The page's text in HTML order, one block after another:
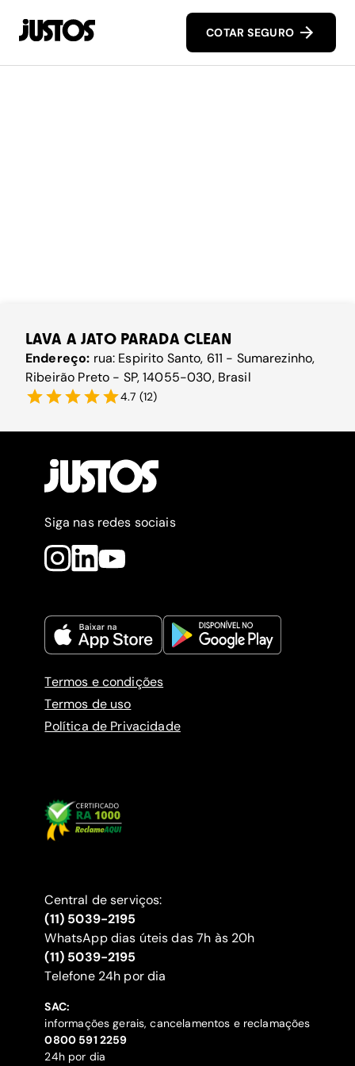
COTAR SEGURO
LAVA A JATO PARADA CLEAN
Endereço: rua: Espirito Santo, 611 - Sumarezinho,
Ribeirão Preto - SP, 14055-030, Brasil
4.7 (12)
Siga nas redes sociais
Termos e condições
Termos de uso
Política de Privacidade
Central de serviços:
(11) 5039-2195
WhatsApp dias úteis das 7h às 20h
(11) 5039-2195
‍Telefone 24h por dia
SAC:
informações gerais, cancelamentos e reclamações
‍0800 591 2259
24h por dia